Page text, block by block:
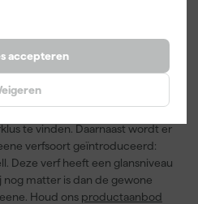
accepteren
soorten Little
de nieuwe Colours of England
Little Greene verfsoort. Of
en welk
te vinden. Daarnaast wordt er
verfsoort geïntroduceerd:
Deze verf heeft een glansniveau
nog matter is dan de gewone
Houd ons productaanbod